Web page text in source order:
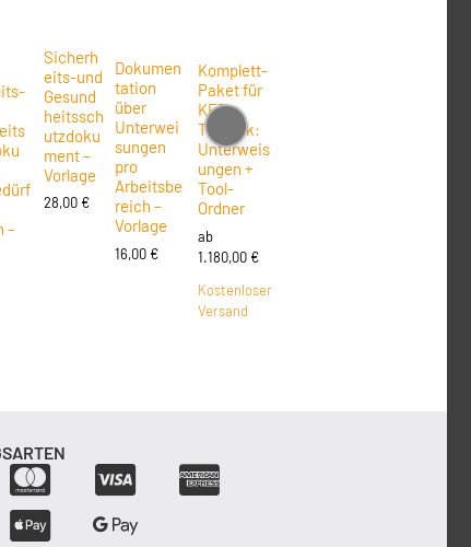
–
Sicherh
eits-und
Gesund
heitssch
utzdoku
ment –
Vorlage
28,00 €
Dokumen
tation
über
Unterwei
sungen
pro
Arbeitsbe
reich –
Vorlage
16,00 €
Komplett-
Paket für
KFZ-
Technik:
Unterweis
ungen +
Tool-
Ordner
ab
1.180,00 €
Kostenloser
Versand